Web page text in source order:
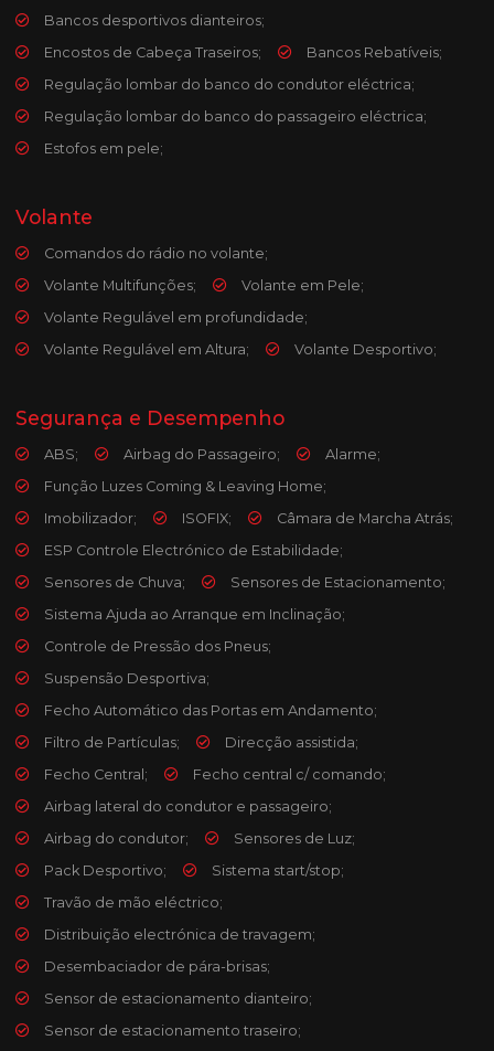
Bancos desportivos dianteiros;
Encostos de Cabeça Traseiros;
Bancos Rebatíveis;
Regulação lombar do banco do condutor eléctrica;
Regulação lombar do banco do passageiro eléctrica;
Estofos em pele;
Volante
Comandos do rádio no volante;
Volante Multifunções;
Volante em Pele;
Volante Regulável em profundidade;
Volante Regulável em Altura;
Volante Desportivo;
Segurança e Desempenho
ABS; Airbag do Passageiro;
Alarme;
Função Luzes Coming & Leaving Home;
Imobilizador;
ISOFIX;
Câmara de Marcha Atrás;
ESP Controle Electrónico de Estabilidade;
Sensores de Chuva;
Sensores de Estacionamento;
Sistema Ajuda ao Arranque em Inclinação;
Controle de Pressão dos Pneus;
Suspensão Desportiva;
Fecho Automático das Portas em Andamento;
Filtro de Partículas;
Direcção assistida;
Fecho Central;
Fecho central c/ comando;
Airbag lateral do condutor e passageiro;
Airbag do condutor;
Sensores de Luz;
Pack Desportivo;
Sistema start/stop;
Travão de mão eléctrico;
Distribuição electrónica de travagem;
Desembaciador de pára-brisas;
Sensor de estacionamento dianteiro;
Sensor de estacionamento traseiro;